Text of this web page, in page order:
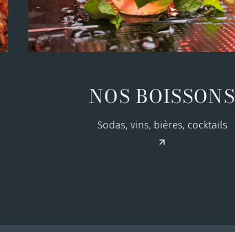
NOS BOISSONS
Sodas, vins, bières, cocktails